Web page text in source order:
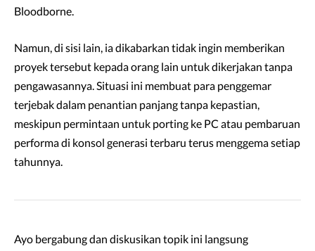
Bloodborne.
Namun, di sisi lain, ia dikabarkan tidak ingin memberikan
proyek tersebut kepada orang lain untuk dikerjakan tanpa
pengawasannya. Situasi ini membuat para penggemar
terjebak dalam penantian panjang tanpa kepastian,
meskipun permintaan untuk porting ke PC atau pembaruan
performa di konsol generasi terbaru terus menggema setiap
tahunnya.
Ayo bergabung dan diskusikan topik ini langsung